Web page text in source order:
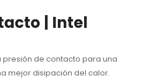
| Intel
de contacto para una
mejor disipación del calor.